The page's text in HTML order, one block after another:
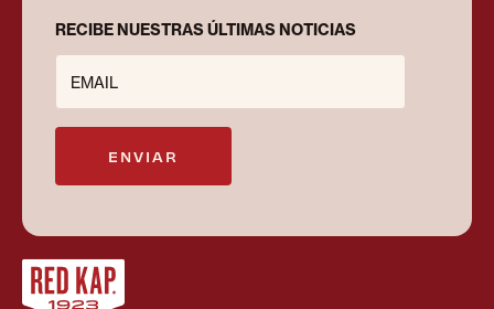
RECIBE NUESTRAS ÚLTIMAS NOTICIAS
EMAIL
ENVIAR